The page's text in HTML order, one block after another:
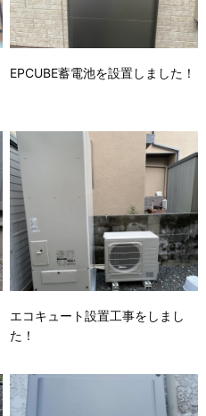
EPCUBE蓄電池を設置しました！
エコキュート設置工事をしまし
た！